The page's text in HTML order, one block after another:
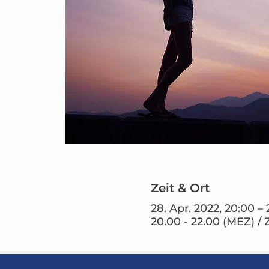
Zeit & Ort
28. Apr. 2022, 20:00 –
20.00 - 22.00 (MEZ) /